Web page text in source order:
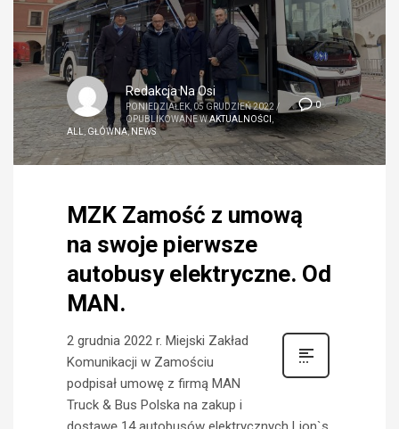
0
Redakcja Na Osi
PONIEDZIAŁEK, 05 GRUDZIEŃ 2022 /
OPUBLIKOWANE WAKTUALNOŚCI
ALL GŁÓWNA, NEWS
MZK Zamość z umową
na swoje pierwsze
autobusy elektryczne. Od
MAN.
2 grudnia 2022 r. Miejski Zakład
Komunikacji w Zamościu
podpisał umowę z firmą MAN
Truck & Bus Polska na zakup i